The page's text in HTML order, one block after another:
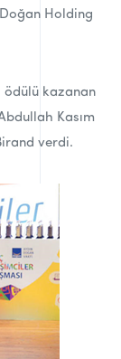
Holding
ödülü kazanan
Kasım
verdi.